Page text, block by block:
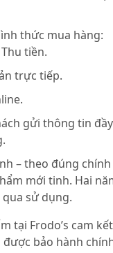
thức mua hàng:
tiền.
trực tiếp.
gửi thông tin
– theo đúng
mới tinh. Hai
sử dụng.
tại Frodo’s cam
được bảo hành